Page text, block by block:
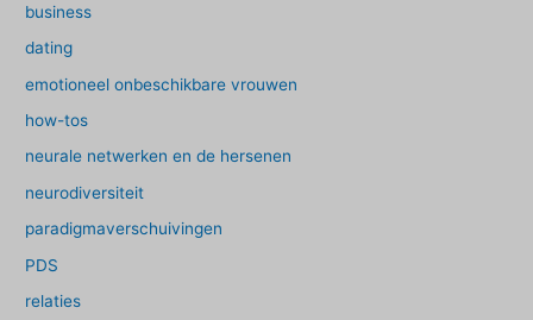
business
dating
emotioneel onbeschikbare vrouwen
how-tos
neurale netwerken en de hersenen
neurodiversiteit
paradigmaverschuivingen
PDS
relaties